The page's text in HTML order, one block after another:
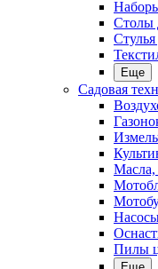
Столы
Стулья
Еще
Садовая
Масла,
Пилы